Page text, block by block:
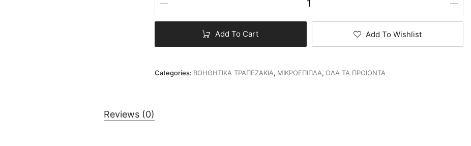
Add To Cart Add To Wishlist
Categories: ΒΟΗΘΗΤΙΚΑ ΤΡΑΠΕΖΑΚΙΑ, ΜΙΚΡΟΕΠΙΠΛΑ, ΟΛΑ ΤΑ ΠΡΟΙΟΝΤΑ
Reviews (0)